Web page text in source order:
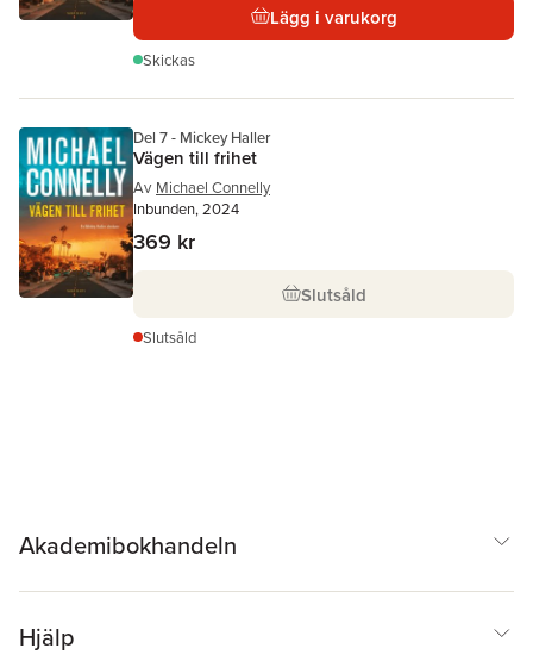
Lägg i varukorg
Skickas
Del 7 - Mickey Haller
Vägen till frihet
Av Michael Connelly
Inbunden, 2024
369 kr
Slutsåld
Slutsåld
Akademibokhandeln
Hjälp